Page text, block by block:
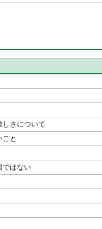
しさについて
と
ではない